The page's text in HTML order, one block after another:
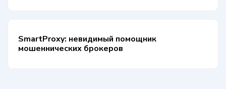
SmartProxy: невидимый помощник
мошеннических брокеров